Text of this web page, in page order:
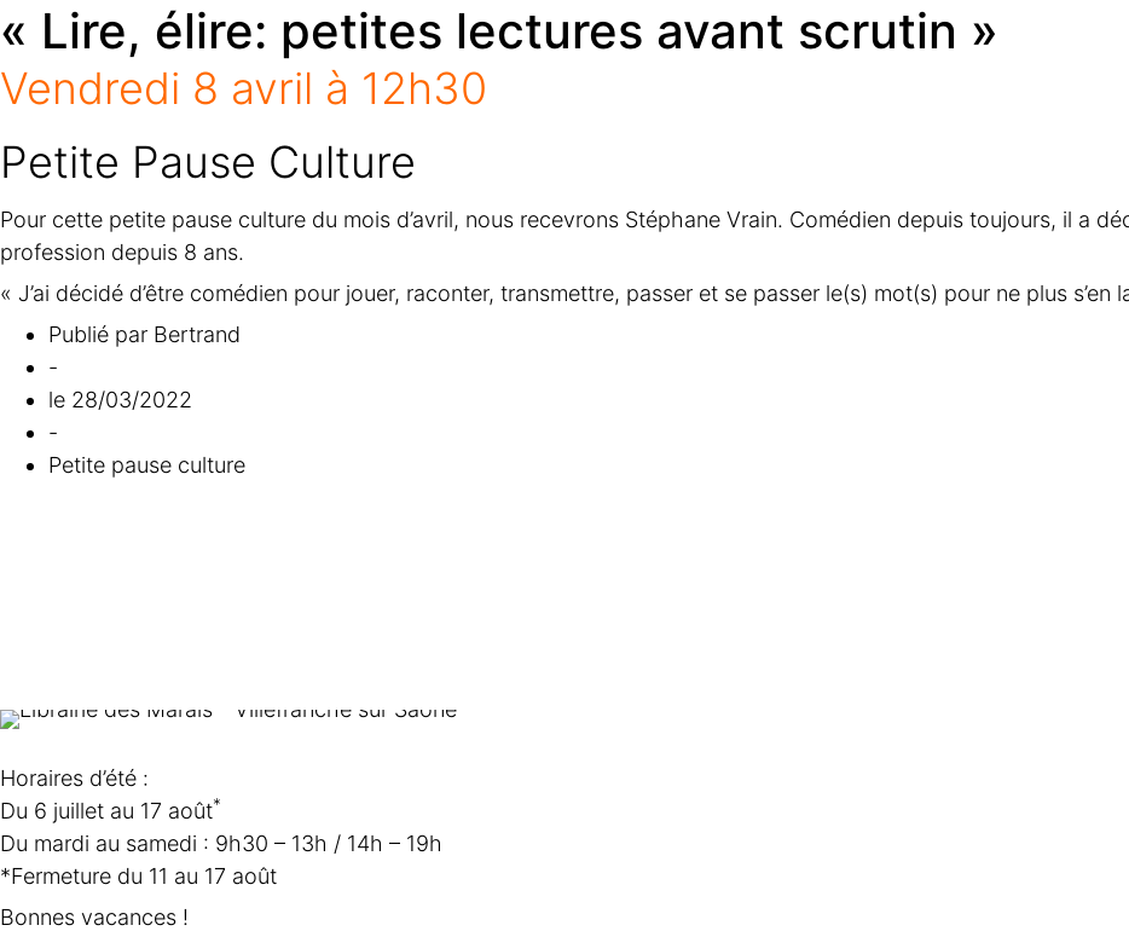
« Lire, élire: petites lectures avant scrutin »
Vendredi 8 avril à 12h30
Petite Pause Culture
Pour cette petite pause culture du mois d’avril, nous recevrons Stéphane Vrain. Comédien depuis toujours, il a
profession depuis 8 ans.
« J’ai décidé d’être comédien pour jouer, raconter, transmettre, passer et se passer le(s) mot(s) pour ne plus s’en
Publié par Bertrand
-
le 28/03/2022
-
Petite pause culture
Horaires d’été :
Du 6 juillet au 17 août*
Du mardi au samedi : 9h30 – 13h / 14h – 19h
*Fermeture du 11 au 17 août
Bonnes vacances !